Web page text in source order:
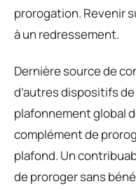
prorogation. Revenir
à un redressement.
Dernière source de
d’autres dispositifs
plafonnement global
complément de
plafond. Un
de proroger sans